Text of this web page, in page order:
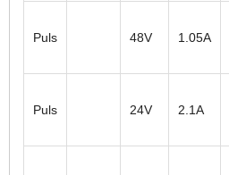
Puls 48V 1.05A
Puls 24V 2.1A